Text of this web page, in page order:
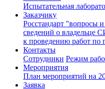
Испытательная
Заказчику
Росстандарт "вопросы
сведений о
к проведению работ по
Контакты
Сотрудники Режим
Мероприятия
План мероприятий на
Заявка